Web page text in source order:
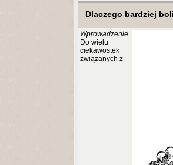
Dlaczego bardziej
Wprowadzenie
Do wielu
ciekawostek
związanych z